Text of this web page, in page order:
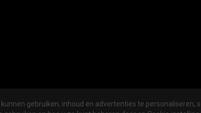
gebruiken, inhoud en advertenties te personaliseren,